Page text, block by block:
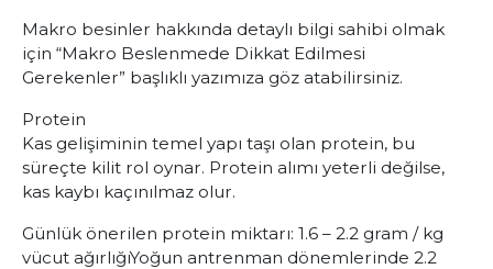
Makro besinler hakkında detaylı bilgi sahibi olmak
için “Makro Beslenmede Dikkat Edilmesi
Gerekenler” başlıklı yazımıza göz atabilirsiniz.
Protein
Kas gelişiminin temel yapı taşı olan protein, bu
süreçte kilit rol oynar. Protein alımı yeterli değilse,
kas kaybı kaçınılmaz olur.
Günlük önerilen protein miktarı: 1.6 – 2.2 gram / kg
vücut ağırlığıYoğun antrenman dönemlerinde 2.2